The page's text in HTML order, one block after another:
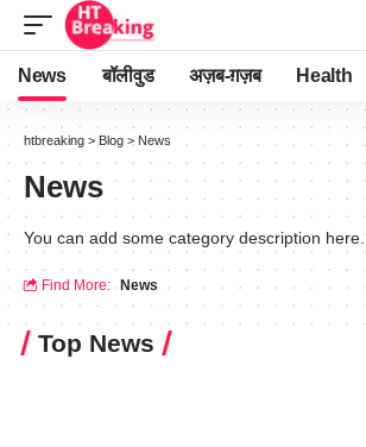
News बॉलीवुड अज़ब-ग़ज़ब Health
htbreaking > Blog > News
News
You can add some category description here.
Find More: News
Top News